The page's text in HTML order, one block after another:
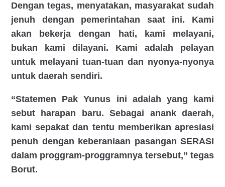
Dengan tegas, menyatakan, masyarakat sudah
jenuh dengan pemerintahan saat ini. Kami
akan bekerja dengan hati, kami melayani,
bukan kami dilayani. Kami adalah pelayan
untuk melayani tuan-tuan dan nyonya-nyonya
untuk daerah sendiri.
“Statemen Pak Yunus ini adalah yang kami
sebut harapan baru. Sebagai anank daerah,
kami sepakat dan tentu memberikan apresiasi
penuh dengan keberaniaan pasangan SERASI
dalam proggram-proggramnya tersebut,” tegas
Borut.